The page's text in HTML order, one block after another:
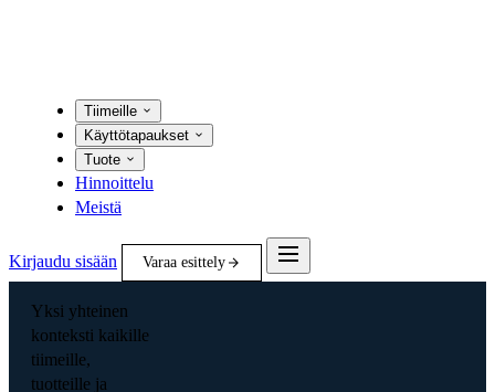
Tiimeille
Käyttötapaukset
Tuote
Hinnoittelu
Meistä
Kirjaudu sisään Varaa esittely
Yksi yhteinen
konteksti kaikille
tiimeille,
tuotteille ja